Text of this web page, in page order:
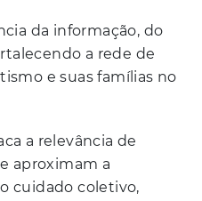
da informação, do
a rede de
e suas famílias no
a relevância de
aproximam a
cuidado coletivo,